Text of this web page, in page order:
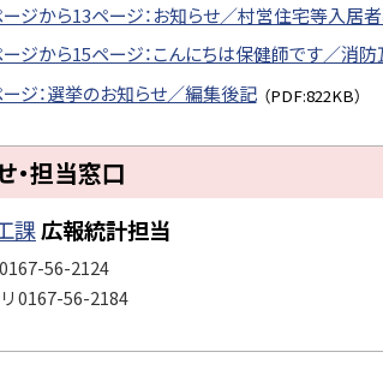
ージから13ページ：お知らせ／村営住宅等入
ジから15ページ：こんにちは保健師です／消
ジ：選挙のお知らせ／編集後記 （PDF:822KB）
・担当窓口
課広報統計担当
0167-56-2124
0167-56-2184